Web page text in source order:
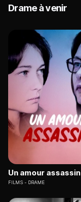
Drame à venir
Un amour assassin
FILMS DRAME